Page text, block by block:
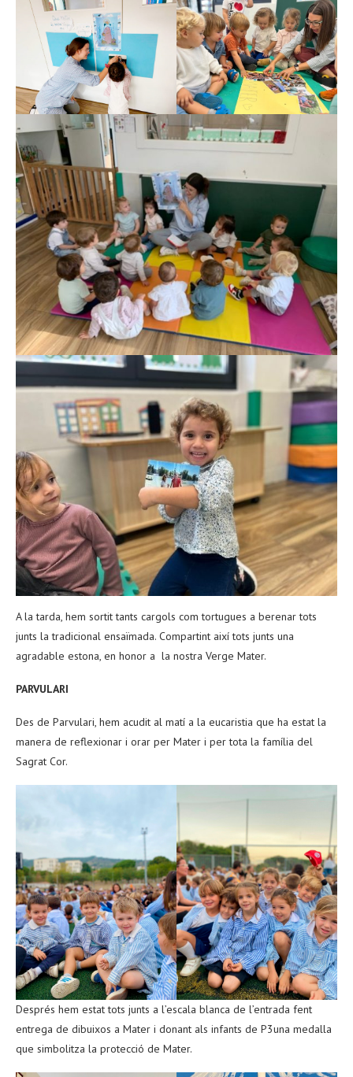
A la tarda, hem sortit tants cargols com tortugues a berenar tots
junts la tradicional ensaïmada. Compartint així tots junts una
agradable estona, en honor a la nostra Verge Mater.
PARVULARI
Des de Parvulari, hem acudit al matí a la eucaristia que ha estat la
manera de reflexionar i orar per Mater i per tota la família del
Sagrat Cor.
Després hem estat tots junts a l’escala blanca de l’entrada fent
entrega de dibuixos a Mater i donant als infants de P3una medalla
que simbolitza la protecció de Mater.